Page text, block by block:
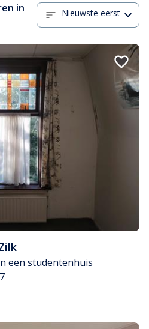
in
Nieuwste eerst
een studentenhuis